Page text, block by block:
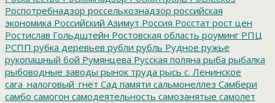
Роспотребнадзор россельхознадзор российская
экономика Российский Азимут Россия Росстат рост цен
Ростислав Гольдштейн Ростовская область роуминг РПЦ
РСПП рубка деревьев рубли рубль Рудное ружье
рукопашный бой Румянцева Русская поляна рыба рыбалка
рыбоводные заводы рынок труда рысь с. Ленинское
сага_налоговый_гнет Сад памяти сальмонеллез Самбери
самбо самогон самодеятельность самозанятые самолет